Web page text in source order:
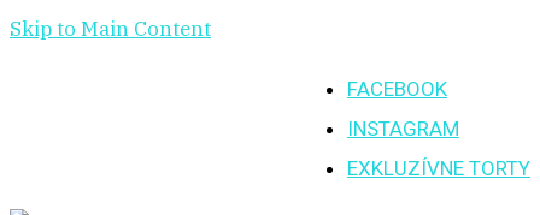
Skip to Main Content
FACEBOOK
INSTAGRAM
EXKLUZÍVNE TORTY